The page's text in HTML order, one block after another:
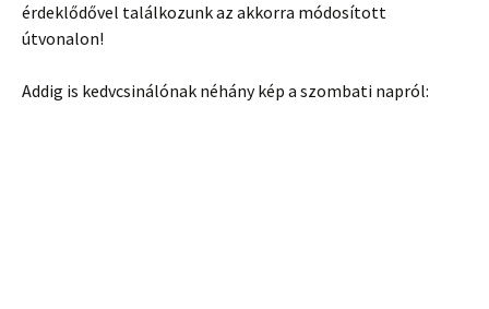
érdeklődővel találkozunk az akkorra módosított
útvonalon!
Addig is kedvcsinálónak néhány kép a szombati napról: